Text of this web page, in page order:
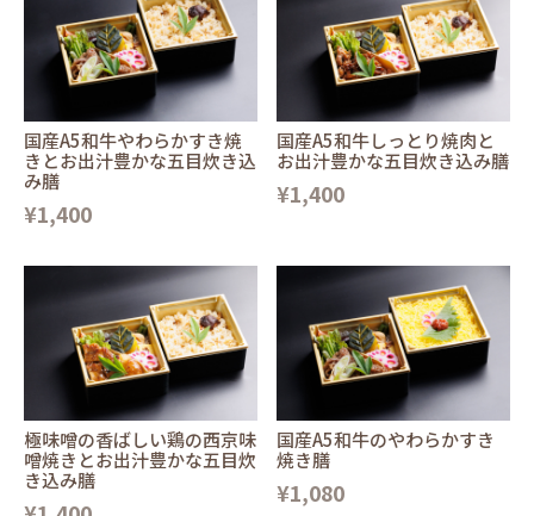
国産A5和牛やわらかすき焼
きとお出汁豊かな五目炊き込
み膳
¥1,400
国産A5和牛しっとり焼肉と
お出汁豊かな五目炊き込み膳
¥1,400
極味噌の香ばしい鶏の西京味
噌焼きとお出汁豊かな五目炊
き込み膳
国産A5和牛のやわらかすき
焼き膳
¥1,080